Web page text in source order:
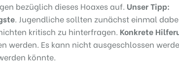
bezüglich dieses Hoaxes auf. Unser Tipp:
. Jugendliche sollten zunächst einmal
kritisch zu hinterfragen. Konkrete
werden. Es kann nicht ausgeschlossen
könnte.